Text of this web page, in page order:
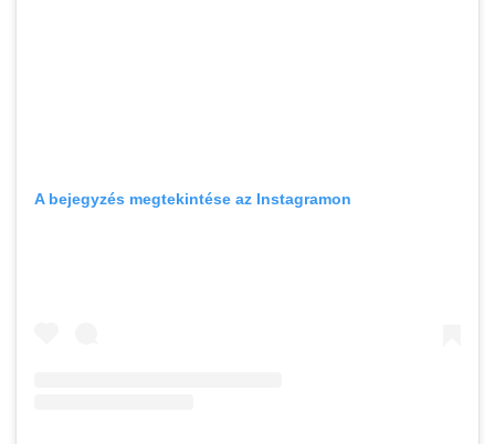
A bejegyzés megtekintése az Instagramon